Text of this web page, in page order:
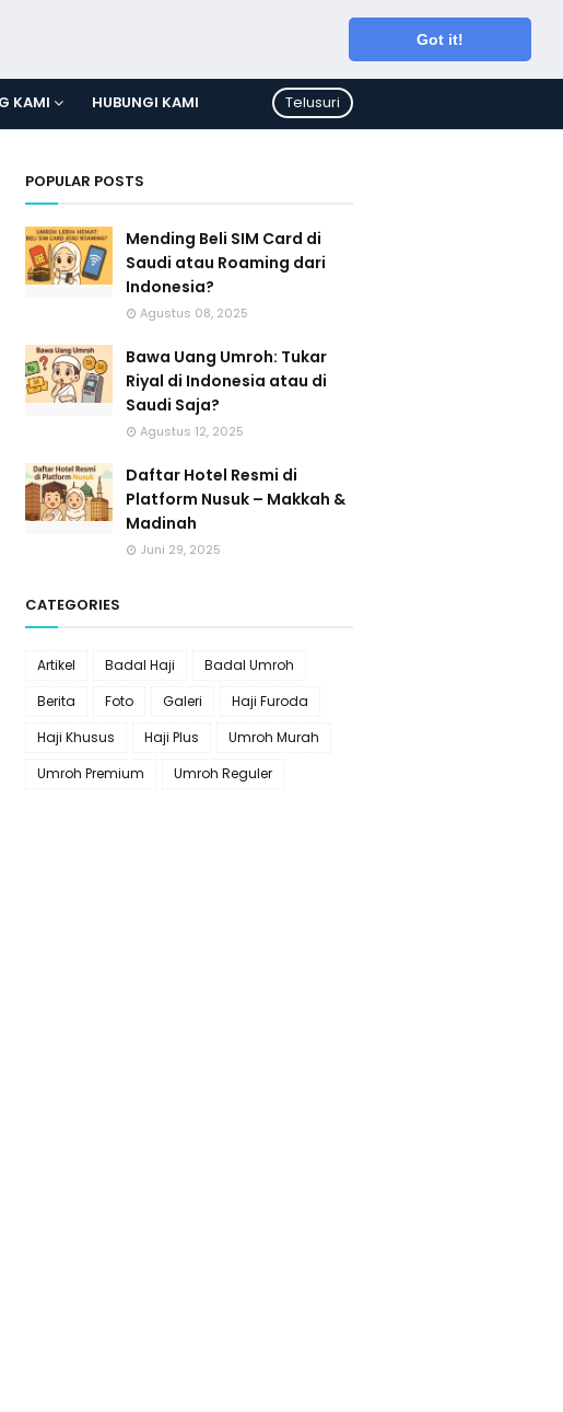
Got it!
KAMI HUBUNGI KAMI Telusuri
POPULAR POSTS
Mending Beli SIM Card di
Saudi atau Roaming dari
Indonesia?
Agustus 08, 2025
Bawa Uang Umroh: Tukar
Riyal di Indonesia atau di
Saudi Saja?
Agustus 12, 2025
Daftar Hotel Resmi di
Platform Nusuk – Makkah &
Madinah
Juni 29, 2025
CATEGORIES
Artikel Badal Haji
Badal Umroh
Berita
Foto Galeri
Haji Furoda
Haji Khusus
Haji Plus
Umroh Murah
Umroh Premium
Umroh Reguler